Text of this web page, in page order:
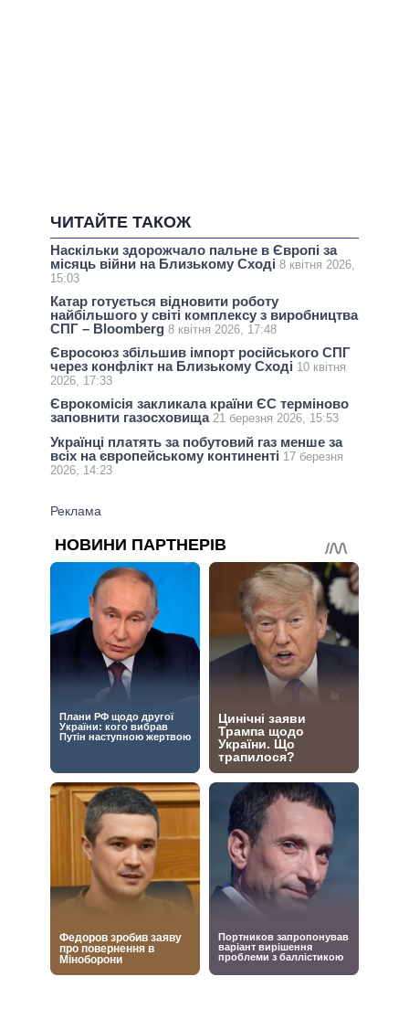
ЧИТАЙТЕ ТАКОЖ
Наскільки здорожчало пальне в Європі за
місяць війни на Близькому Сході 8 квітня 2026,
15:03
Катар готується відновити роботу
найбільшого у світі комплексу з виробництва
СПГ – Bloomberg 8 квітня 2026, 17:48
Євросоюз збільшив імпорт російського СПГ
через конфлікт на Близькому Сході 10 квітня
2026, 17:33
Єврокомісія закликала країни ЄС терміново
заповнити газосховища 21 березня 2026, 15:53
Українці платять за побутовий газ менше за
всіх на європейському континенті 17 березня
2026, 14:23